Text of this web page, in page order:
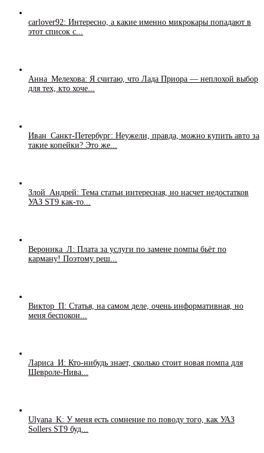
carlover92: Интересно, а какие именно микрокары попадают в
этот список с...
Анна_Мелехова: Я считаю, что Лада Приора — неплохой выбор
для тех, кто хоче...
Иван_Санкт-Петербург: Неужели, правда, можно купить авто за
такие копейки? Это же...
Злой_Андрей: Тема статьи интересная, но насчет недостатков
УАЗ ST9 как-то...
Вероника_Л: Плата за услуги по замене помпы бьёт по
карману! Поэтому реш...
Виктор_П: Статья, на самом деле, очень информативная, но
меня беспокои...
Лариса_И: Кто-нибудь знает, сколько стоит новая помпа для
Шевроле-Нива...
Ulyana_K: У меня есть сомнение по поводу того, как УАЗ
Sollers ST9 буд...